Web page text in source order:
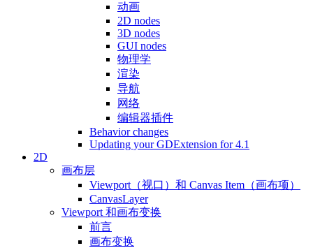
动画
2D nodes
3D nodes
GUI nodes
物理学
渲染
导航
网络
编辑器插件
Behavior changes
Updating your GDExtension for 4.1
2D
画布层
Viewport（视口）和 Canvas Item（画布项）
CanvasLayer
Viewport 和画布变换
前言
画布变换